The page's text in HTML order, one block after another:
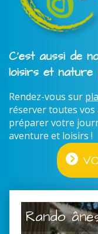
C'est aussi de
loisirs et nature
Rendez-vous sur
réserver toutes vos
préparer votre
aventure et loisirs !
Rando